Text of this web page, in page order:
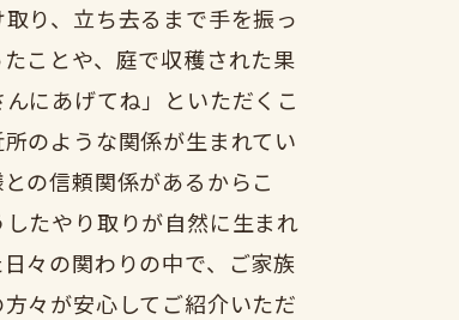
り、立ち去るまで手を振っ
ことや、庭で収穫された果
にあげてね」といただくこ
のような関係が生まれてい
の信頼関係があるからこ
たやり取りが自然に生まれ
々の関わりの中で、ご家族
々が安心してご紹介いただ